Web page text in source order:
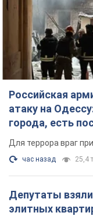
Российская
атаку на
города, есть
Для террора враг
час назад 25,4
Депутаты
элитных